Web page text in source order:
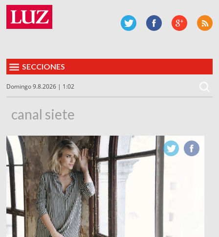
SECCIONES
Domingo 9.8.2026 | 1:02
canal siete